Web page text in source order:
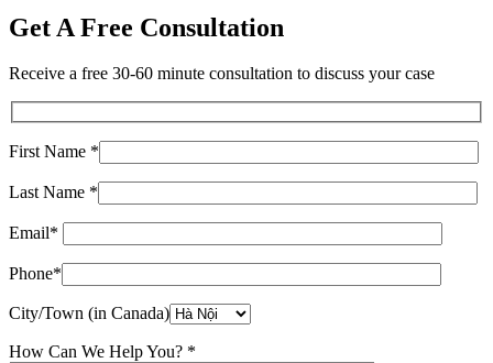
Get A Free Consultation
Receive a free 30-60 minute consultation to discuss your case
First Name *
Last Name *
Email*
Phone*
City/Town (in Canada)
How Can We Help You? *